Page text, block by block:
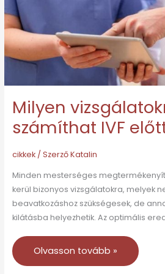
Milyen
számíthat IVF
cikkek/ SzerzőKatalin
Minden mesterséges
kerül bizonyos vizsgálatokra, melyek
beavatkozáshoz szükségesek, de
kilátásba helyezhetik. Az optimális
Olvasson tovább »